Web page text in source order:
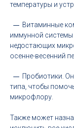
температуры и
Витаминные
иммунной системы
недостающих
осенне-весенний
Пробиотики.
типа, чтобы
микрофлору.
Также может